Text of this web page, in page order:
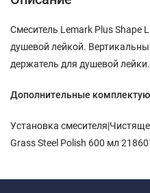
Смеситель Lemark Plus Shape
душевой лейкой.
держатель для душевой лейки.
Дополнительные
Установка
Grass Steel Polish 600 мл